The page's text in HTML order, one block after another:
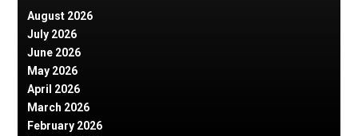
August 2026
July 2026
June 2026
May 2026
April 2026
March 2026
February 2026